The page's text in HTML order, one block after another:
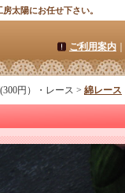
太陽にお任せ下さい。
ご利用案内
円）・レース > 綿レース